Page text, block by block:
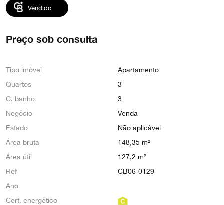
Vendido
Preço sob consulta
Tipo imóvel
Apartamento
Quartos
3
C. banho
3
Negócio
Venda
Estado
Não aplicável
Área bruta
148,35 m²
Área útil
127,2 m²
Ref
CB06-0129
Ano
Cert. energético